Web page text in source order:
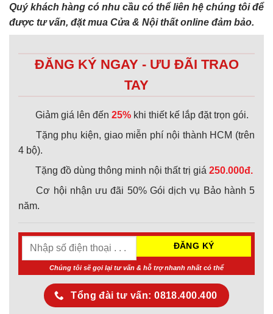
Quý khách hàng có nhu cầu có thể liên hệ chúng tôi để
được tư vấn, đặt mua Cửa & Nội thất online đảm bảo.
ĐĂNG KÝ NGAY - ƯU ĐÃI TRAO
TAY
Giảm giá lên đến 25% khi thiết kế lắp đặt trọn gói.
Tặng phụ kiện, giao miễn phí nội thành HCM (trên
4 bộ).
Tặng đồ dùng thông minh nội thất trị giá 250.000đ.
Cơ hội nhận ưu đãi 50% Gói dịch vụ Bảo hành 5
năm.
Chúng tôi sẽ gọi lại tư vấn & hỗ trợ nhanh nhất có thể
Tổng đài tư vấn: 0818.400.400